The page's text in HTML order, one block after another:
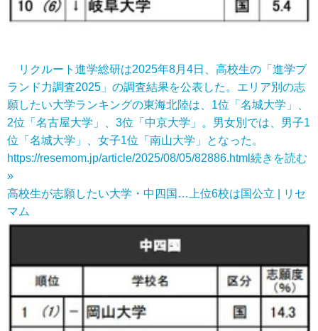
リクルート進学総研は2025年8月4日、高校生の「進学ブ
ランド力調査2025」の調査結果を公表した。エリア別の志
願したい大学ランキングの東海北陸は、1位「名城大学」、
2位「名古屋大学」、3位「中京大学」。男女別では、男子1
位「名城大学」、女子1位「南山大学」となった。
https://resemom.jp/article/2025/08/05/82886.html 続きを読む
»
高校生が志願したい大学・中四国…上位6校は国公立 | リセ
マム